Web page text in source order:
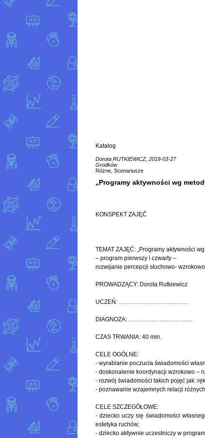
Katalog
Dorota RUTKIEWICZ, 2019-03-27
Grodków
Różne, Scenariusze
„Programy aktywności wg
KONSPEKT ZAJĘĆ
TEMAT ZAJĘĆ: „Programy aktywności
– program pierwszy i czwarty –
rozwijanie percepcji słuchowo-
PROWADZĄCY: Dorota Rutkiewicz
UCZEŃ: ………………………………
DIAGNOZA: ……………………………
CZAS TRWANIA: 40 min.
CELE OGÓLNE:
- wyrabianie poczucia świadomości
- doskonalenie koordynacji wzrokowo –
- rozwój świadomości takich pojęć jak:
- poznawanie wzajemnych relacji
CELE SZCZEGÓŁOWE:
- dziecko uczy się świadomości
estetyka ruchów;
- dziecko aktywnie uczestniczy w